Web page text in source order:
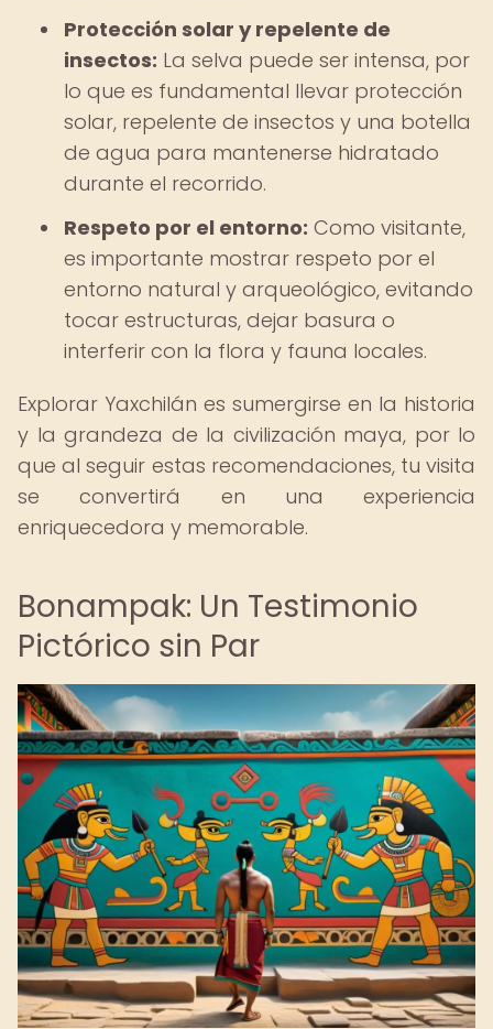
Protección solar y repelente de
insectos: La selva puede ser intensa, por
lo que es fundamental llevar protección
solar, repelente de insectos y una botella
de agua para mantenerse hidratado
durante el recorrido.
Respeto por el entorno: Como visitante,
es importante mostrar respeto por el
entorno natural y arqueológico, evitando
tocar estructuras, dejar basura o
interferir con la flora y fauna locales.
Explorar Yaxchilán es sumergirse en la historia
y la grandeza de la civilización maya, por lo
que al seguir estas recomendaciones, tu visita
se convertirá en una experiencia
enriquecedora y memorable.
Bonampak: Un Testimonio
Pictórico sin Par